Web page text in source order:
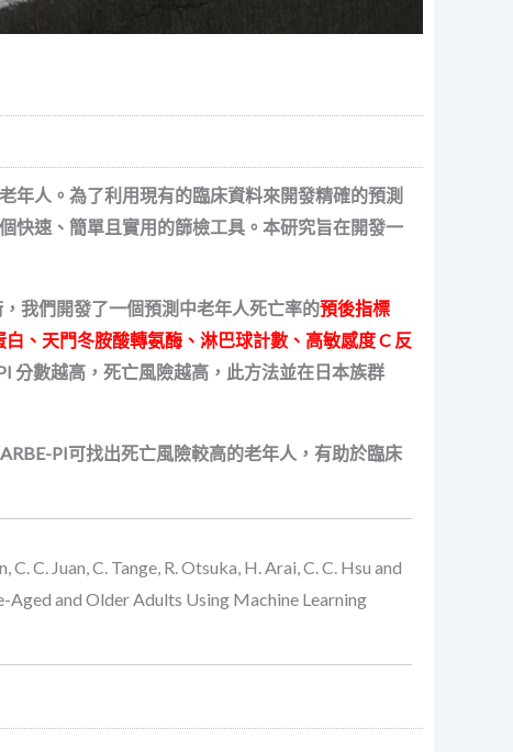
年人。為了利用現有的臨床資料來開發精確的預測
快速、簡單且實用的篩檢工具。本研究旨在開發一
我們開發了一個預測中老年人死亡率的預後指標
、天門冬胺酸轉氨酶、淋巴球計數、高敏感度 C 反
分數越高，死亡風險越高，此方法並在日本族群
PI可找出死亡風險較高的老年人，有助於臨床
C. C. Juan, C. Tange, R. Otsuka, H. Arai, C. C. Hsu and
and Older Adults Using Machine Learning